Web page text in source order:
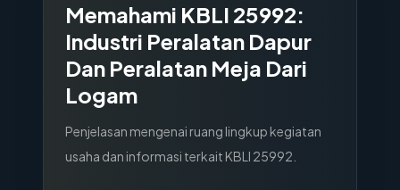
Memahami KBLI 25992:
Industri Peralatan Dapur
Dan Peralatan Meja Dari
Logam
Penjelasan mengenai ruang lingkup kegiatan
usaha dan informasi terkait KBLI 25992